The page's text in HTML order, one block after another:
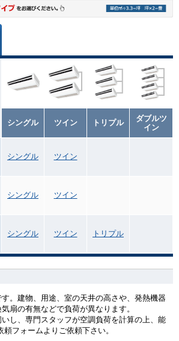
シングル ツイン トリプル
ダブルツ
イン
シングル ツイン
シングル ツイン
シングル ツイン トリプル
。建物、用途、室の天井の高さや、発熱機器
扇の有無などで負荷が異なります。
し、専門スタッフが空調負荷を計算の上、能
フォームよりご依頼下さい。